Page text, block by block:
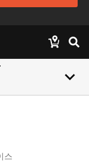
keyboard_arrow_down
스